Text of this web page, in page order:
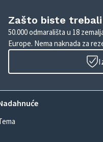
Zašto biste trebali
50.000 odmarališta u 18
Europe. Nema naknada za